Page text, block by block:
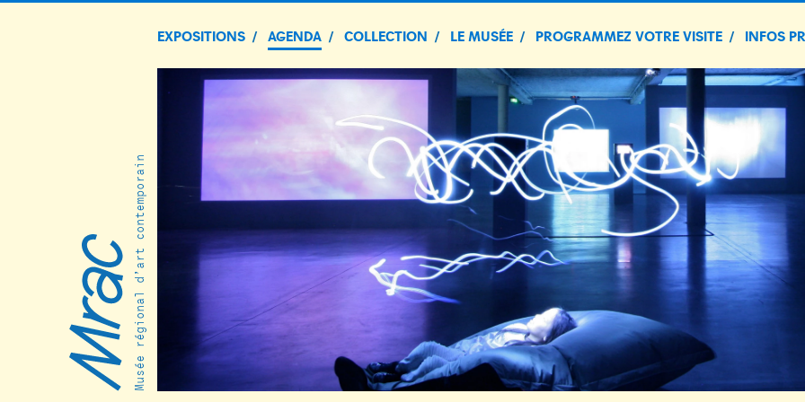
EXPOSITIONS AGENDA COLLECTION LE MUSÉE PROGRAMMEZ VOTRE VISITE INFOS
Musée régional d’art contemporain